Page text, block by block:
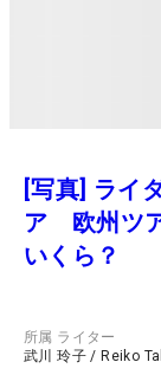
[写真] ライ
ア 欧州ツ
いくら？
所属 ライター
武川 玲子 / Reiko